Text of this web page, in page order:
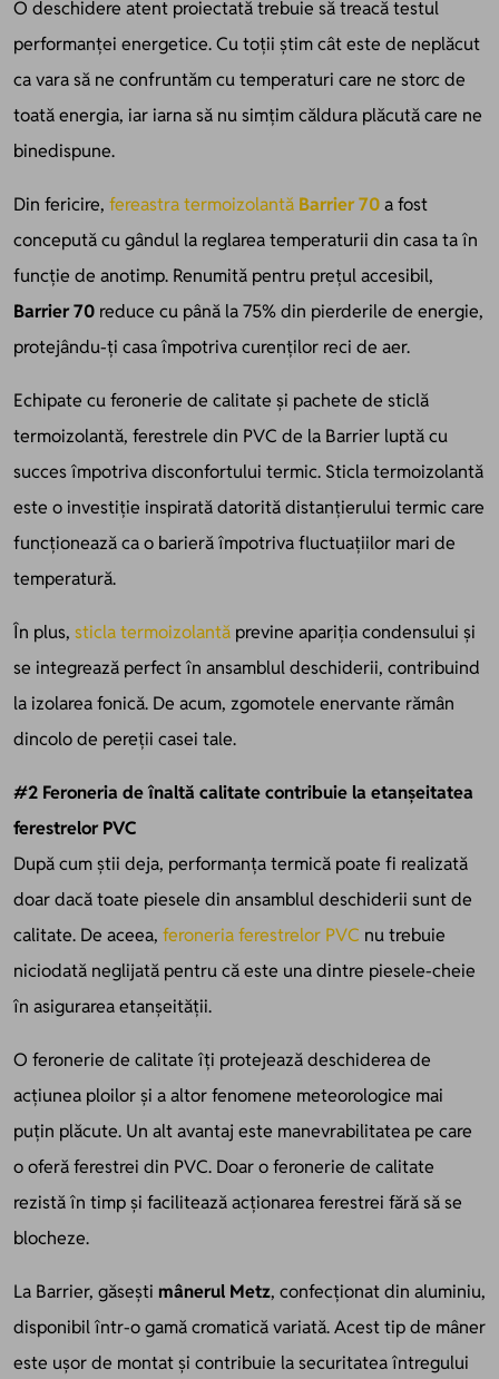
O deschidere atent proiectată trebuie să treacă testul
performanței energetice. Cu toții știm cât este de neplăcut
ca vara să ne confruntăm cu temperaturi care ne storc de
toată energia, iar iarna să nu simțim căldura plăcută care ne
binedispune.
Din fericire, fereastra termoizolantă Barrier 70a fost
concepută cu gândul la reglarea temperaturii din casa ta în
funcție de anotimp. Renumită pentru prețul accesibil,
Barrier 70 reduce cu până la 75% din pierderile de energie,
protejându-ți casa împotriva curenților reci de aer.
Echipate cu feronerie de calitate și pachete de sticlă
termoizolantă, ferestrele din PVC de la Barrier luptă cu
succes împotriva disconfortului termic. Sticla termoizolantă
este o investiție inspirată datorită distanțierului termic care
funcționează ca o barieră împotriva fluctuațiilor mari de
temperatură.
În plus, sticla termoizolantă previne apariția condensului și
se integrează perfect în ansamblul deschiderii, contribuind
la izolarea fonică. De acum, zgomotele enervante rămân
dincolo de pereții casei tale.
#2 Feroneria de înaltă calitate contribuie la etanșeitatea
ferestrelor PVC
După cum știi deja, performanța termică poate fi realizată
doar dacă toate piesele din ansamblul deschiderii sunt de
calitate. De aceea, feroneria ferestrelor PVC nu trebuie
niciodată neglijată pentru că este una dintre piesele-cheie
în asigurarea etanșeității.
O feronerie de calitate îți protejează deschiderea de
acțiunea ploilor și a altor fenomene meteorologice mai
puțin plăcute. Un alt avantaj este manevrabilitatea pe care
o oferă ferestrei din PVC. Doar o feronerie de calitate
rezistă în timp și facilitează acționarea ferestrei fără să se
blocheze.
La Barrier, găsești mânerul Metz, confecționat din aluminiu,
disponibil într-o gamă cromatică variată. Acest tip de mâner
este ușor de montat și contribuie la securitatea întregului